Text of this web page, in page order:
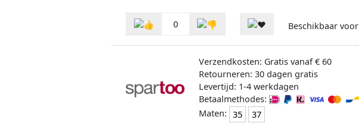
0 Beschikbaar voor
Verzendkosten: Gratis vanaf € 60
Retourneren: 30 dagen gratis
Levertijd: 1-4 werkdagen
Betaalmethodes:
Maten: 35 37